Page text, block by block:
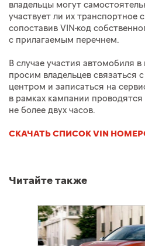
владельцы могут
участвует ли их транспортное
сопоставив VIN-код
с прилагаемым перечнем.
В случае участия автомобиля
просим владельцев
центром и записаться на
в рамках кампании
не более двух часов.
СКАЧАТЬ СПИСОК VIN
Читайте также